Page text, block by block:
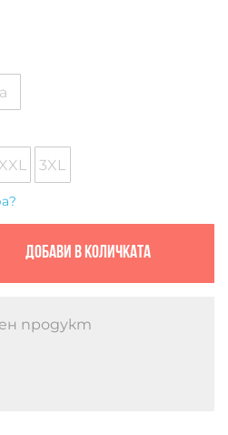
XXL 3XL
Добави в количката
продукт